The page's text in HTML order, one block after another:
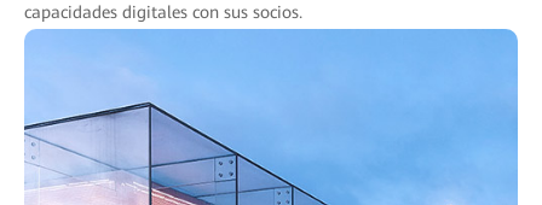
capacidades digitales con sus socios.